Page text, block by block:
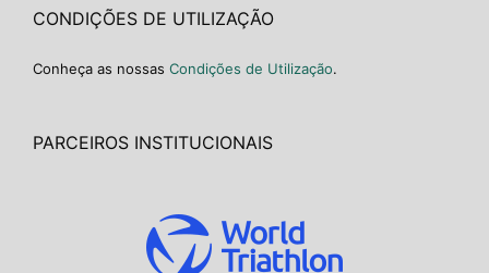
CONDIÇÕES DE UTILIZAÇÃO
Conheça as nossas Condições de Utilização.
PARCEIROS INSTITUCIONAIS